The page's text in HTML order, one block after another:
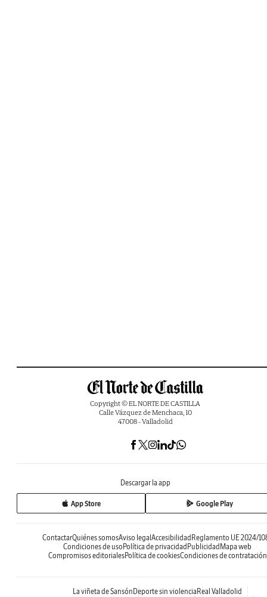
Copyright © EL NORTE DE CASTILLA
Calle Vázquez de Menchaca, 10
47008 - Valladolid
Descargar la app
App Store Google Play
ContactarQuiénes somosAviso legal Accesibilidad Reglamento UE 2024/
Condiciones de uso Política de privacidad Publicidad Mapa web
Compromisos editorialesPolítica de cookiesCondiciones de contratación
La viñeta de Sansón Deporte sin violencia Real Valladolid